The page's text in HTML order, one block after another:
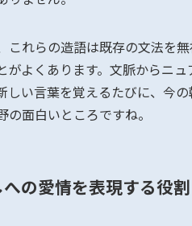
これらの造語は既存の文法を
がよくあります。文脈からニ
しい言葉を覚えるたびに、今
の面白いところですね。
の愛情を表現する役割